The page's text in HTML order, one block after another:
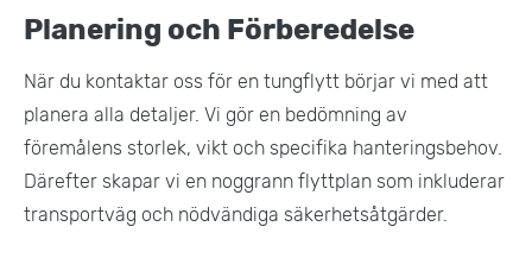
Planering och Förberedelse
När du kontaktar oss för en tungflytt börjar vi med att
planera alla detaljer. Vi gör en bedömning av
föremålens storlek, vikt och specifika hanteringsbehov.
Därefter skapar vi en noggrann flyttplan som inkluderar
transportväg och nödvändiga säkerhetsåtgärder​.